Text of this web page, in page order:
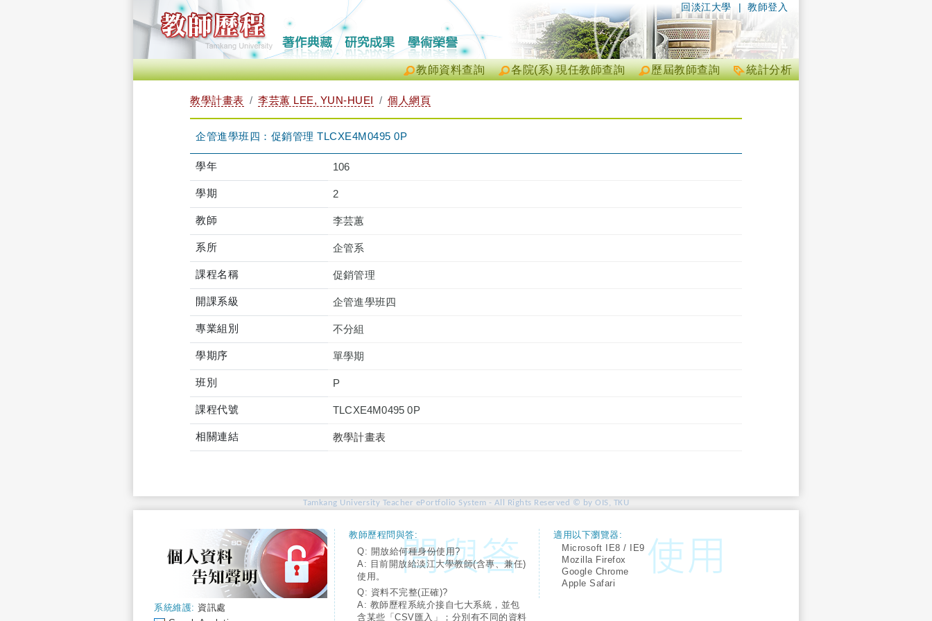
| 教師登入
回淡江大學
統計分析
歷屆教師查詢
各院(系) 現任教師查詢
教師資料查詢
教學計畫表 李芸蕙 LEE, YUN-HUEI 個人網頁
企管進學班四：促銷管理 TLCXE4M0495 0P
學年 106
學期 2
教師 李芸蕙
系所 企管系
課程名稱 促銷管理
開課系級 企管進學班四
專業組別 不分組
學期序 單學期
班別 P
課程代號 TLCXE4M0495 0P
相關連結 教學計畫表
Tamkang University Teacher ePortfolio System - All Rights Reserved © by OIS, TKU
系統維護: 資訊處
教師歷程問與答:
Q: 開放給何種身份使用?
A: 目前開放給淡江大學教師(含專、兼任)
使用。
Q: 資料不完整(正確)?
A: 教師歷程系統介接自七大系統，並包
含某些「CSV匯入」；分別有不同的資料
適用以下瀏覽器:
Microsoft IE8 / IE9
Mozilla Firefox
Google Chrome
Apple Safari